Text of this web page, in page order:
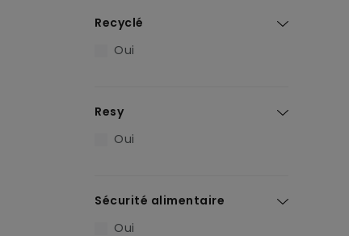
Recyclé
Oui
Resy
Oui
Sécurité alimentaire
Oui